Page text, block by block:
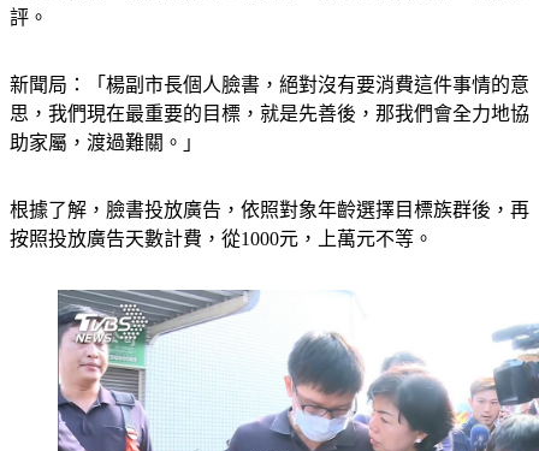
思，我們現在最重要的目標，就是先善後，那我們會全力地協
助家屬，渡過難關。」
按照投放廣告天數計費，從1000元，上萬元不等。